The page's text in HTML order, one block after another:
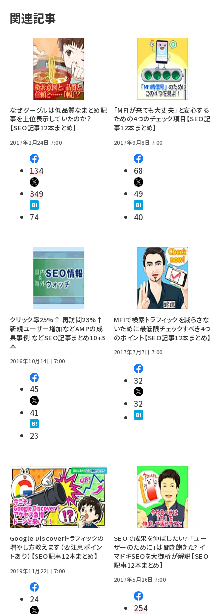
関連記事
なぜグーグルは低品質なまとめ記
事を上位表示していたのか？
【SEO記事12本まとめ】
2017年2月24日 7:00
134
349
74
「MFIが来ても大丈夫」と安心する
ための4つのチェック項目【SEO記
事12本まとめ】
2017年9月8日 7:00
68
49
40
クリック率25%↑ 再訪問23%↑
新規ユーザー増加などAMPの成
果事例 などSEO記事まとめ10+3
本
2016年10月14日 7:00
45
41
23
MFIで検索トラフィックを減らさな
いために最低限チェックすべき4つ
のポイント【SEO記事12本まとめ】
2017年7月7日 7:00
32
32
Google Discoverトラフィックの
増やし方教えます（要注意ポイン
トあり）【SEO記事12本まとめ】
2019年11月22日 7:00
24
SEOで成果を伸ばしたい? 「ユー
ザーのために」は聞き飽きた? イ
マドキSEOを大御所が解説【SEO
記事12本まとめ】
2017年5月26日 7:00
254